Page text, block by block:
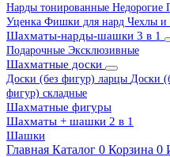
Нарды тонированные Недорогие
Уценка Фишки для нард Чехлы и
Шахматы-нарды-шашки 3 в 1
Подарочные Эксклюзивные
Шахматные доски
Доски (без фигур) ларцы Доски
фигур) складные
Шахматные фигуры
Шахматы + шашки 2 в 1
Шашки
Главная Каталог 0 Корзина 0